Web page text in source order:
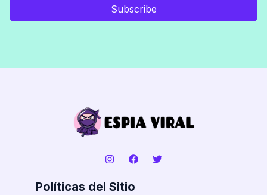
Subscribe
Políticas del Sitio